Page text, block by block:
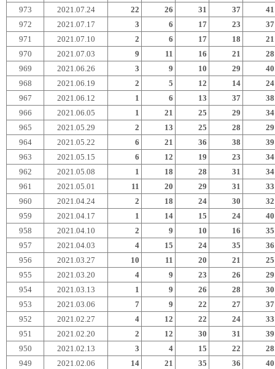
973
2021.07.24 22 26 31 37
41
972
2021.07.17 3 6 17 23
37
971
2021.07.10 2 6 17 18
21
970
2021.07.03 9 11 16 21
28
969
2021.06.26 3 9 10 29
40
968
2021.06.19 2 5 12 14
24
967
2021.06.12 1 6 13 37
38
966
2021.06.05 1 21 25 29
34
965
2021.05.29 2 13 25 28
29
964
2021.05.22 6 21 36 38
39
963
2021.05.15 6 12 19 23
34
962
2021.05.08 1 18 28 31
34
961
2021.05.01 11 20 29 31
33
960
2021.04.24 2 18 24 30
32
959
2021.04.17 1 14 15 24
40
958
2021.04.10 2 9 10 16
35
957
2021.04.03 4 15 24 35
36
956
2021.03.27 10 11 20 21
25
955
2021.03.20 4 9 23 26
29
954
2021.03.13 1 9 26 28
30
953
2021.03.06 7 9 22 27
37
952
2021.02.27 4 12 22 24
33
951
2021.02.20 2 12 30 31
39
950
2021.02.13 3 4 15 22
28
949
2021.02.06 14 21 35 36
40